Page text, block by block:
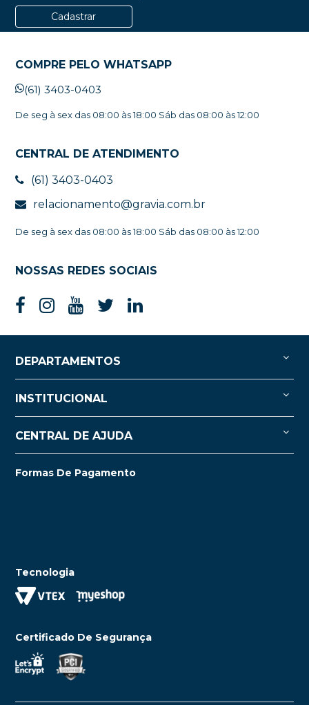
Cadastrar
COMPRE PELO WHATSAPP
(61) 3403-0403
De seg à sex das 08:00 às 18:00 Sáb das 08:00 às 12:00
CENTRAL DE ATENDIMENTO
(61) 3403-0403
relacionamento@gravia.com.br
De seg à sex das 08:00 às 18:00 Sáb das 08:00 às 12:00
NOSSAS REDES SOCIAIS
DEPARTAMENTOS
INSTITUCIONAL
CENTRAL DE AJUDA
Formas De Pagamento
Tecnologia
Certificado De Segurança